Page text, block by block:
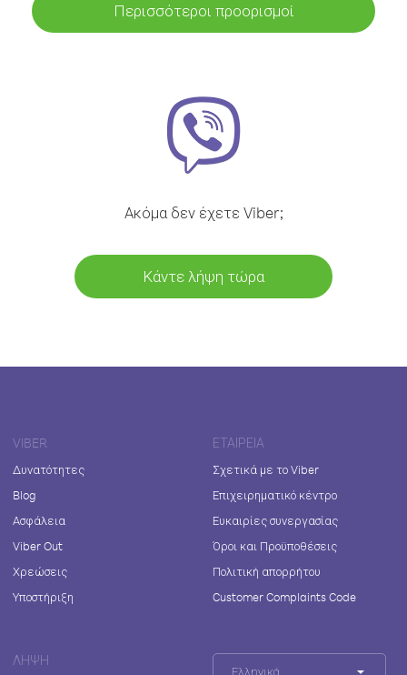
Περισσότεροι προορισμοί
Ακόμα δεν έχετε Viber;
Κάντε λήψη τώρα
VIBER
Δυνατότητες
Blog
Ασφάλεια
Viber Out
Χρεώσεις
Υποστήριξη
ΕΤΑΙΡΕΊΑ
Σχετικά με το Viber
Επιχειρηματικό κέντρο
Ευκαιρίες συνεργασίας
Όροι και Προϋποθέσεις
Πολιτική απορρήτου
Customer Complaints Code
ΛΉΨΗ
Ελληνικά